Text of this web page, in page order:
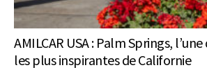
AMILCAR USA : Palm Springs,
les plus inspirantes de Californie